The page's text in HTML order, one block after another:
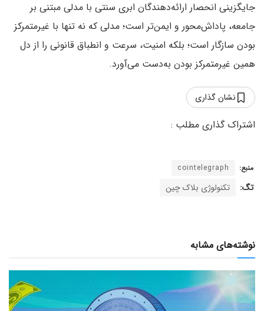
جایگزینی انحصار ارائه‌دهندگان ابری سنتی با مدلی مبتنی بر
جامعه‌، پاداش‌محور و ایمن‌تر است؛ مدلی که نه تنها با غیرمتمرکز
بودن سازگار است؛ بلکه امنیت، سرعت و انطباق قانونی را از دل
همین غیرمتمرکز بودن به‌دست می‌آورد.
نشان گذاری
منبع: cointelegraph
تگ: تکنولوژی بلاک چین
نوشته‌های مشابه